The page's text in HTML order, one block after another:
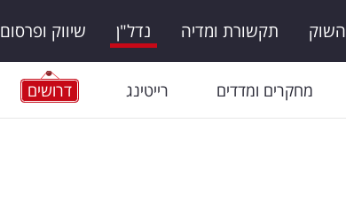
השוק תקשורת ומדיה נדל"ן שיווק ופרסום
מחקרים ומדדים רייטינג דרושים